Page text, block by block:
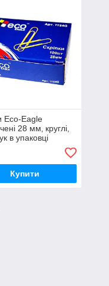
Eco-Eagle
28 мм‚ круглі,
в упаковці
Купити